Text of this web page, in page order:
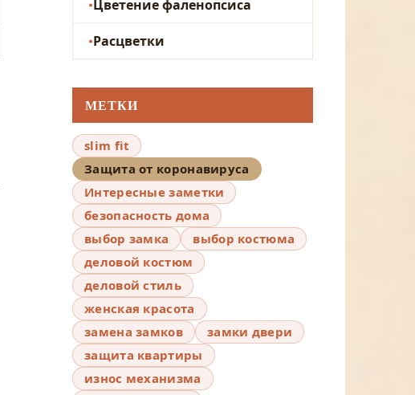
Цветение фаленопсиса
Расцветки
МЕТКИ
slim fit
Защита от коронавируса
Интересные заметки
безопасность дома
выбор замка
выбор костюма
деловой костюм
деловой стиль
женская красота
замена замков
замки двери
защита квартиры
износ механизма